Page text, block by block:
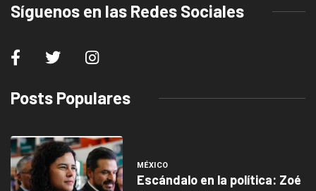
Síguenos en las Redes Sociales
Posts Populares
MÉXICO
Escándalo en la política: Zoé